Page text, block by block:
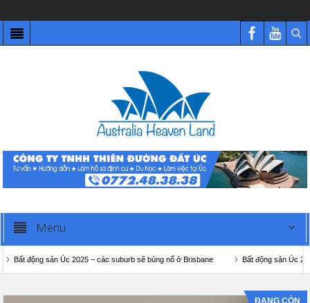
Menu
Bất động sản Úc 2025 – các suburb sẽ bùng nổ ở Brisbane Bất động sản Úc
ĐANG CÒN